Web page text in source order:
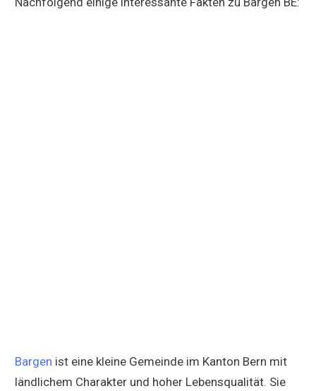
Bargen ist eine kleine Gemeinde im Kanton Bern mit
ländlichem Charakter und hoher Lebensqualität. Sie